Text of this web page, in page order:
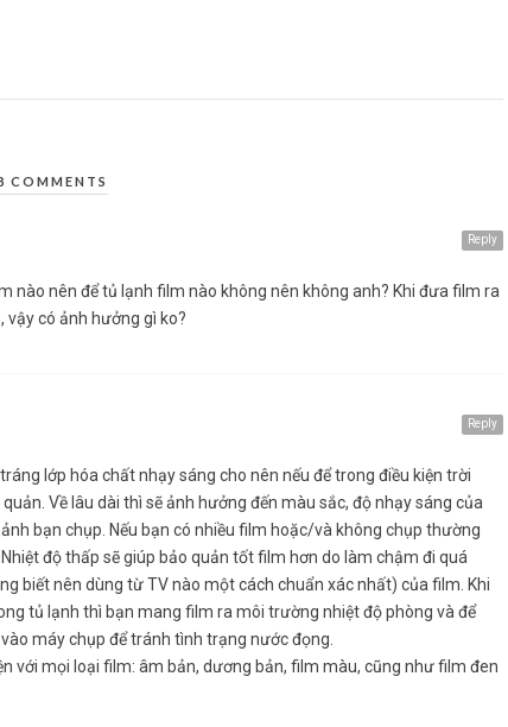
COMMENTS
Reply
nào nên để tủ lạnh film nào không nên không anh? Khi đưa film ra
có ảnh hưởng gì ko?
Reply
lớp hóa chất nhạy sáng cho nên nếu để trong điều kiện trời
Về lâu dài thì sẽ ảnh hưởng đến màu sắc, độ nhạy sáng của
bạn chụp. Nếu bạn có nhiều film hoặc/và không chụp thường
độ thấp sẽ giúp bảo quản tốt film hơn do làm chậm đi quá
biết nên dùng từ TV nào một cách chuẩn xác nhất) của film. Khi
tủ lạnh thì bạn mang film ra môi trường nhiệt độ phòng và để
máy chụp để tránh tình trạng nước đọng.
với mọi loại film: âm bản, dương bản, film màu, cũng như film đen